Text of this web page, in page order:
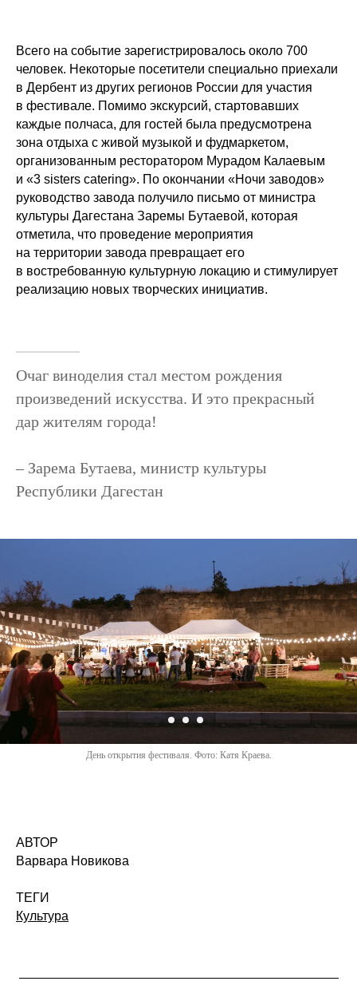
Всего на событие зарегистрировалось около 700
человек. Некоторые посетители специально приехали
в Дербент из других регионов России для участия
в фестивале. Помимо экскурсий, стартовавших
каждые полчаса, для гостей была предусмотрена
зона отдыха с живой музыкой и фудмаркетом,
организованным ресторатором Мурадом Калаевым
и «3 sisters catering». По окончании «Ночи заводов»
руководство завода получило письмо от министра
культуры Дагестана Заремы Бутаевой, которая
отметила, что проведение мероприятия
на территории завода превращает его
в востребованную культурную локацию и стимулирует
реализацию новых творческих инициатив.
Очаг виноделия стал местом рождения
произведений искусства. И это прекрасный
дар жителям города!
– Зарема Бутаева, министр культуры
Республики Дагестан
День открытия фестиваля. Фото: Катя Краева.
АВТОР
Варвара Новикова
ТЕГИ
Культура